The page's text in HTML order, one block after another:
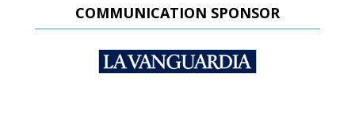
COMMUNICATION SPONSOR